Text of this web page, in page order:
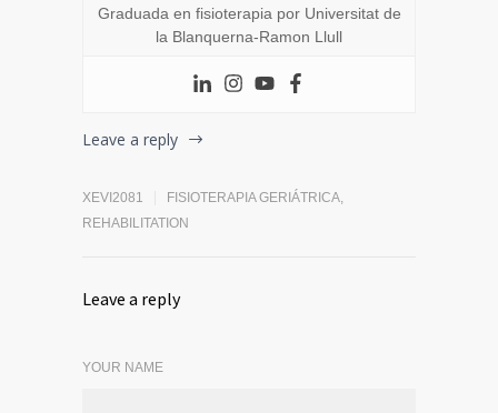
Graduada en fisioterapia por Universitat de
la Blanquerna-Ramon Llull
Leave a reply
XEVI2081 FISIOTERAPIA GERIÁTRICA,
REHABILITATION
Leave a reply
YOUR NAME